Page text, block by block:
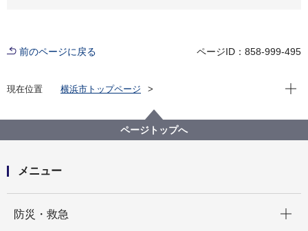
前のページに戻る ページID：858-999-495
現在位置
横浜市トップページ
市民局
氏を変更（改姓）したいのですが、変更することはで
きますか。また、どのように手続きするのですか。
現在
ページトップへ
メニュー
防災・救急